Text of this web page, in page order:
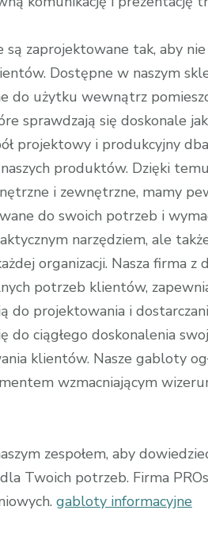
i
W
Realizacji
są zaprojektowane tak, aby
Dostępne w naszym
do użytku wewnątrz
sprawdzają się doskonale
projektowy i produkcyjny
produktów. Dzięki
i zewnętrzne, mamy
do swoich potrzeb i
narzędziem, ale
organizacji. Nasza firma z
potrzeb klientów,
do projektowania i
do ciągłego doskonalenia
klientów. Nasze gabloty
wzmacniającym
zespołem, aby
Twoich potrzeb. Firma
gabloty informacyjne